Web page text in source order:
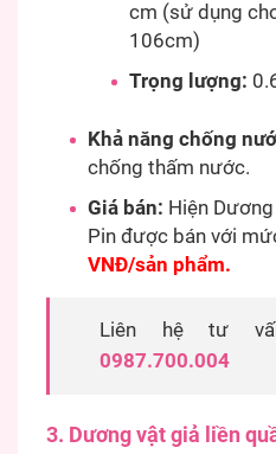
cm (sử dụng
106cm)
Trọng lượng:
Khả năng chống
chống thấm nước.
Giá bán: Hiện
Pin được bán với
VNĐ/sản phẩm.
Liên hệ tư
0987.700.004
3. Dương vật giả liền